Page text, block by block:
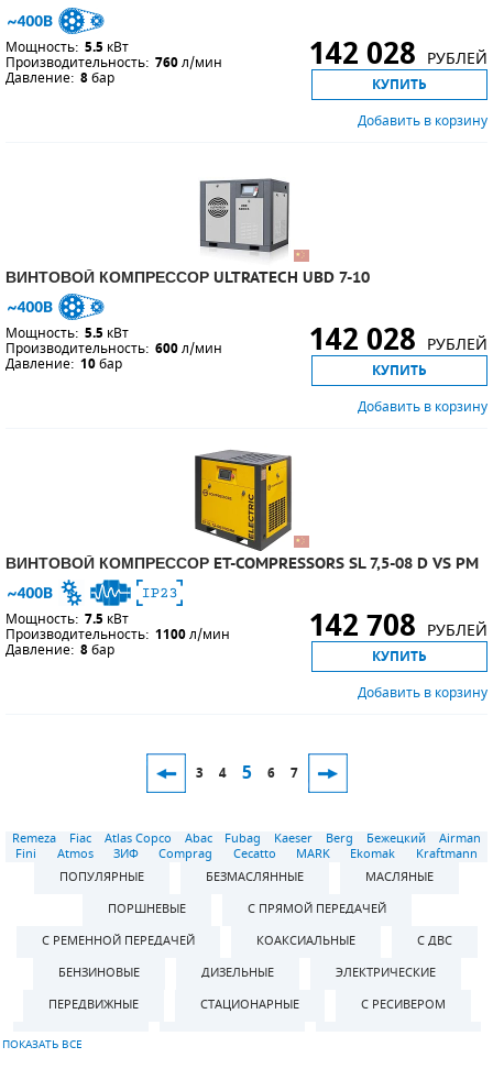
Мощность: 5.5 кВт
Производительность: 760л/мин
Давление: 8бар
142 028 РУБЛЕЙ
КУПИТЬ
Добавить в корзину
ВИНТОВОЙ КОМПРЕССОР ULTRATECH UBD 7-10
Мощность: 5.5 кВт
Производительность: 600л/мин
Давление: 10бар
142 028 РУБЛЕЙ
КУПИТЬ
Добавить в корзину
ВИНТОВОЙ КОМПРЕССОР ET-COMPRESSORS SL 7,5-08 D VS PM
Мощность: 7.5 кВт
Производительность: 1100л/мин
Давление: 8бар
142 708 РУБЛЕЙ
КУПИТЬ
Добавить в корзину
3 4 5 6 7
Remeza Fiac Atlas Copco Abac Fubag Kaeser Berg Бежецкий
Airman
Fini
Atmos ЗИФ Comprag Cecatto MARK Ekomak
Kraftmann
ПОПУЛЯРНЫЕ
БЕЗМАСЛЯННЫЕ
МАСЛЯНЫЕ
ПОРШНЕВЫЕ
С ПРЯМОЙ ПЕРЕДАЧЕЙ
С РЕМЕННОЙ ПЕРЕДАЧЕЙ
КОАКСИАЛЬНЫЕ
С ДВС
БЕНЗИНОВЫЕ
ДИЗЕЛЬНЫЕ
ЭЛЕКТРИЧЕСКИЕ
ПЕРЕДВИЖНЫЕ
СТАЦИОНАРНЫЕ
С РЕСИВЕРОМ
БЕЗ РЕСИВЕРА